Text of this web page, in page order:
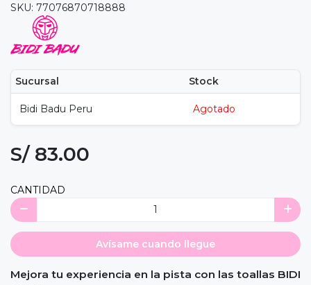
SKU: 77076870718888
Sucursal Stock
Bidi Badu Peru Agotado
S/ 83.00
CANTIDAD
Avísame cuando llegue
Mejora tu experiencia en la pista con las toallas BIDI